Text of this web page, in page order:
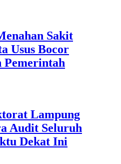
Sakit
Usus Bocor
Pemerintah
Lampung
Audit Seluruh
Dekat Ini